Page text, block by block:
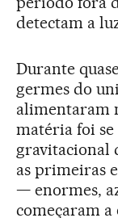
detectam a
Durante
germes do
alimentaram
matéria foi
gravitacional
as primeiras
— enormes,
começaram